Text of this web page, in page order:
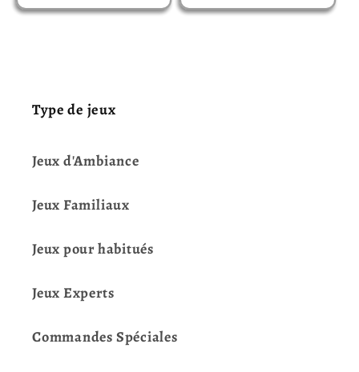
Type de jeux
Jeux d'Ambiance
Jeux Familiaux
Jeux pour habitués
Jeux Experts
Commandes Spéciales